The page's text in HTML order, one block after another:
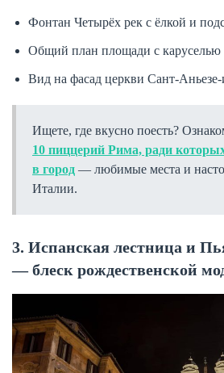
Фонтан Четырёх рек с ёлкой и
Общий план площади с каруселью
Вид на фасад церкви Сант-Аньезе-
Ищете, где вкусно поесть?
10 пиццерий Рима, ради
в город — любимые места и
Италии.
3. Испанская лестница и
— блеск рождественской